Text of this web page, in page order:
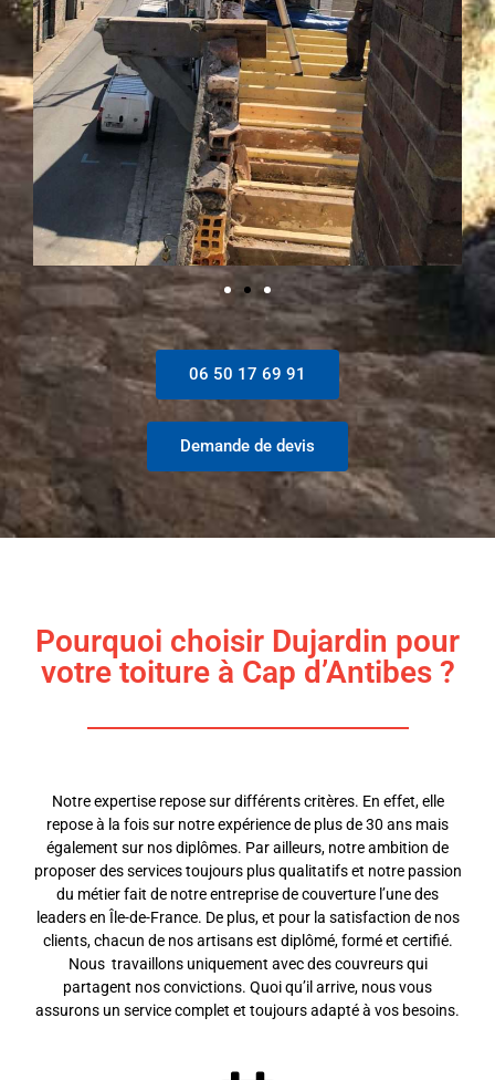
06 50 17 69 91
Demande de devis
Pourquoi choisir Dujardin pour
votre toiture à Cap d’Antibes ?
Notre expertise repose sur différents critères. En effet, elle
repose à la fois sur notre expérience de plus de 30 ans mais
également sur nos diplômes. Par ailleurs, notre ambition de
proposer des services toujours plus qualitatifs et notre passion
du métier fait de notre entreprise de couverture l’une des
leaders en Île-de-France. De plus, et pour la satisfaction de nos
clients, chacun de nos artisans est diplômé, formé et certifié.
Nous travaillons uniquement avec des couvreurs qui
partagent nos convictions. Quoi qu’il arrive, nous vous
assurons un service complet et toujours adapté à vos besoins.